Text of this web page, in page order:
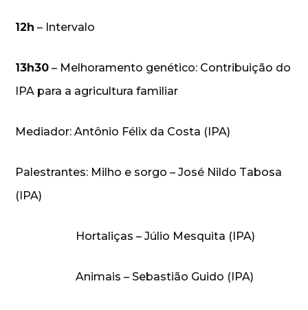
12h – Intervalo
13h30 – Melhoramento genético: Contribuição do
IPA para a agricultura familiar
Mediador: Antônio Félix da Costa (IPA)
Palestrantes: Milho e sorgo – José Nildo Tabosa
(IPA)
Hortaliças – Júlio Mesquita (IPA)
Animais – Sebastião Guido (IPA)